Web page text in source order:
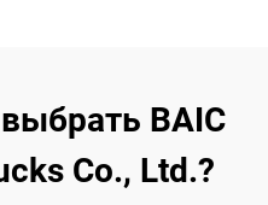
BAIC
Co., Ltd.?